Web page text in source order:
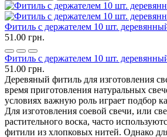
Фитиль с держателем 10 шт.
51.00 грн.
Фитиль с держателем 10 шт.
51.00 грн.
Деревяный фитиль для изготовления
время приготовления натуральных
условиях важную роль играет подбор
Для изготовления соевой свечи, или
растительного воска, часто
фитили из хлопковых нитей. Однако